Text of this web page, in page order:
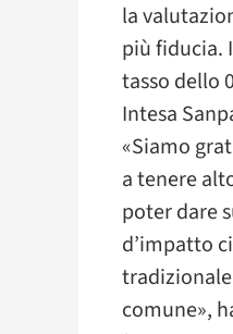
la
più fiducia.
tasso dello
Intesa
«Siamo
a tenere
poter dare
d’impatto
comune»,